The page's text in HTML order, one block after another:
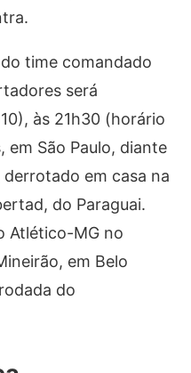
time comandado
será
às 21h30 (horário
em São Paulo, diante
em casa na
do Paraguai.
Atlético-MG no
em Belo
do